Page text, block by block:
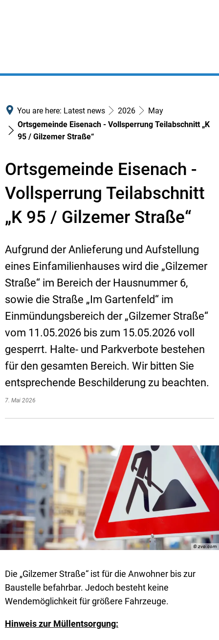
You are here: Latest news 2026
May
Ortsgemeinde Eisenach - Vollsperrung Teilabschnitt „K
95 / Gilzemer Straße“
Ortsgemeinde Eisenach -
Vollsperrung Teilabschnitt
„K 95 / Gilzemer Straße“
Aufgrund der Anlieferung und Aufstellung
eines Einfamilienhauses wird die „Gilzemer
Straße“ im Bereich der Hausnummer 6,
sowie die Straße „Im Gartenfeld“ im
Einmündungsbereich der „Gilzemer Straße“
vom 11.05.2026 bis zum 15.05.2026 voll
gesperrt. Halte- und Parkverbote bestehen
für den gesamten Bereich. Wir bitten Sie
entsprechende Beschilderung zu beachten.
7. Mai 2026
© zvo.com
Die „Gilzemer Straße“ ist für die Anwohner bis zur
Baustelle befahrbar. Jedoch besteht keine
Wendemöglichkeit für größere Fahrzeuge.
Hinweis zur Müllentsorgung: